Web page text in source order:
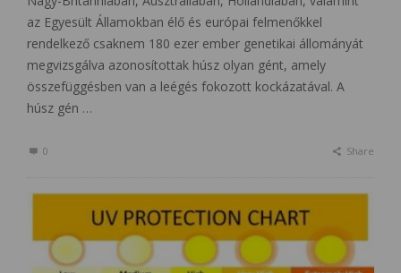
az Egyesült Államokban élő és európai felmenőkkel
rendelkező csaknem 180 ezer ember genetikai állományát
megvizsgálva azonosítottak húsz olyan gént, amely
összefüggésben van a leégés fokozott kockázatával. A
húsz gén …
0 Share